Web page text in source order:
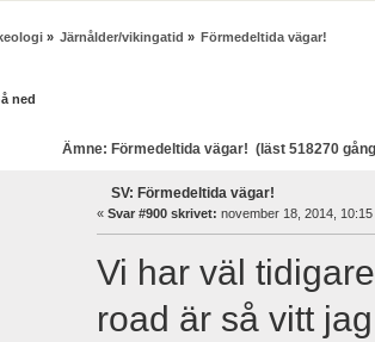
» Järnålder/vikingatid » Förmedeltida vägar!
ned
Ämne: Förmedeltida vägar! (läst 518270
SV: Förmedeltida vägar!
« Svar #900 skrivet: november 18, 2014, 10:15
Vi har väl
road är så vitt